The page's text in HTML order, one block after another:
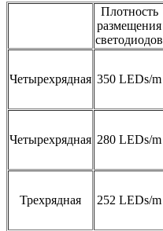
Плотность
размещения
светодиодов
Четырехрядная 350 LEDs/m
Четырехрядная 280 LEDs/m
Трехрядная 252 LEDs/m